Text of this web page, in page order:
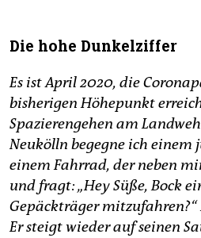
Die hohe Dunkelziffer
Es ist April 2020, die
bisherigen Höhepunkt
Spazierengehen am
Neukölln begegne ich einem
einem Fahrrad, der neben
und fragt: „Hey Süße, Bock
Gepäckträger
Er steigt wieder auf seinen